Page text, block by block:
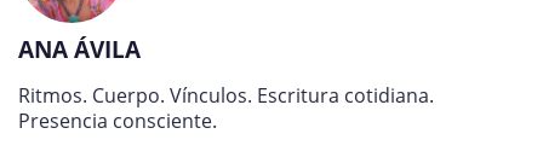
ANA ÁVILA
Ritmos. Cuerpo. Vínculos. Escritura cotidiana.
Presencia consciente.